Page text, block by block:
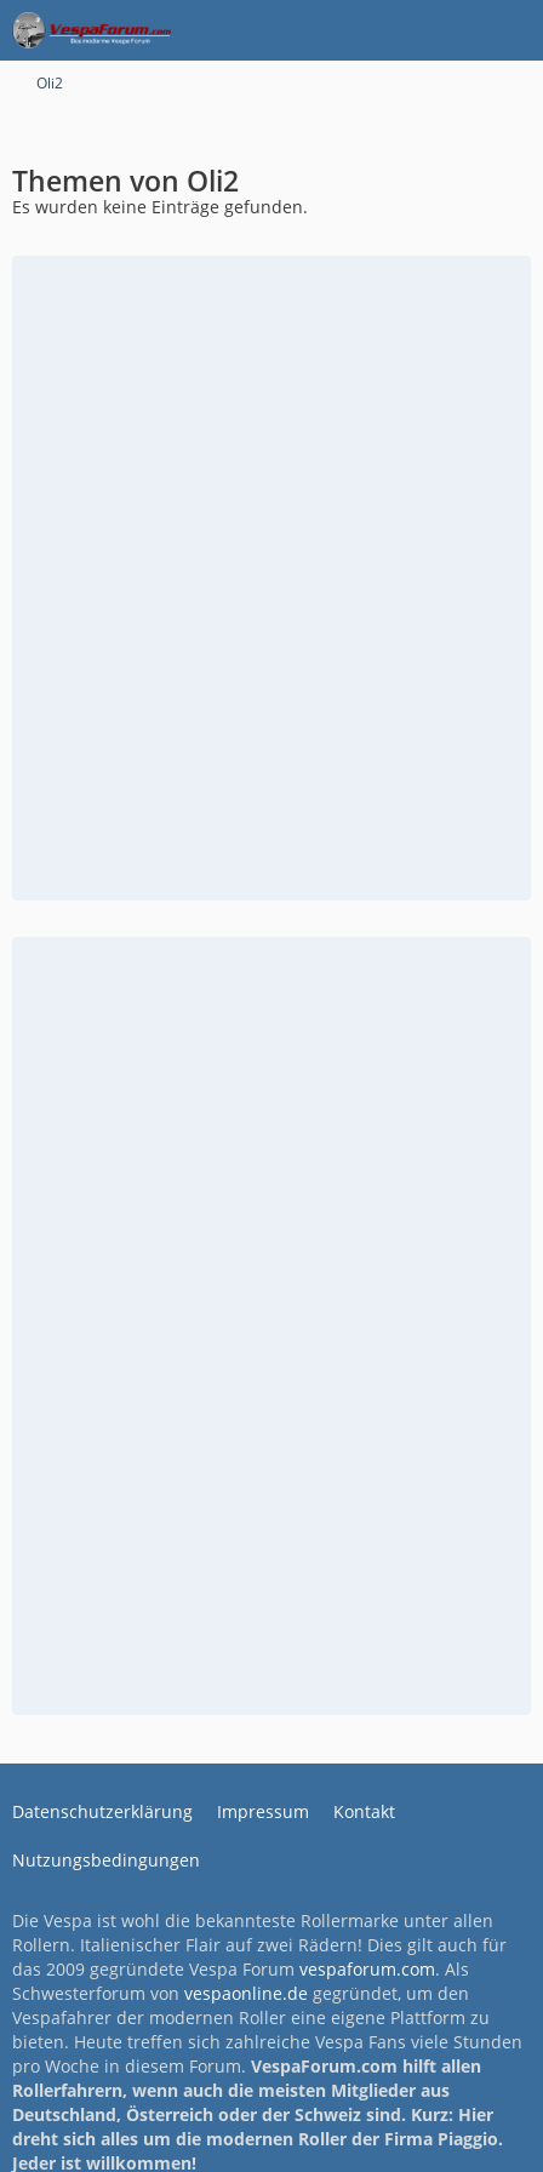
Oli2
Themen von Oli2
Es wurden keine Einträge gefunden.
Datenschutzerklärung Impressum Kontakt
Nutzungsbedingungen
Die Vespa ist wohl die bekannteste Rollermarke unter allen
Rollern. Italienischer Flair auf zwei Rädern! Dies gilt auch für
das 2009 gegründete Vespa Forum vespaforum.com. Als
Schwesterforum von vespaonline.de gegründet, um den
Vespafahrer der modernen Roller eine eigene Plattform zu
bieten. Heute treffen sich zahlreiche Vespa Fans viele Stunden
pro Woche in diesem Forum. VespaForum.com hilft allen
Rollerfahrern, wenn auch die meisten Mitglieder aus
Deutschland, Österreich oder der Schweiz sind. Kurz: Hier
dreht sich alles um die modernen Roller der Firma Piaggio.
Jeder ist willkommen!